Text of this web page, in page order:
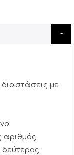
διαστάσεις με
αριθμός